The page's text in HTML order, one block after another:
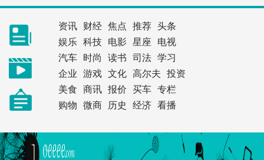
资讯 财经 焦点 推荐
头条
娱乐
科技 电影 星座
电视
汽车
时尚 读书 司法
学习
企业
游戏 文化 高尔夫
投资
美食
商讯 报价 买车
专栏
购物
微商 历史 经济 看播